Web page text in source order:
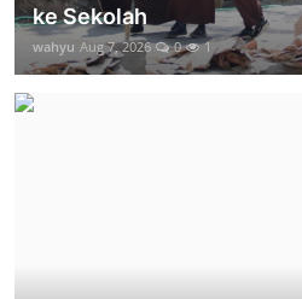
ke Sekolah
wahyu Aug 7, 2026 0 1